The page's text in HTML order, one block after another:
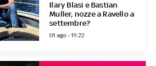
Ilary Blasi e Bastian
Muller, nozze a Ravello a
settembre?
01 ago - 11:22